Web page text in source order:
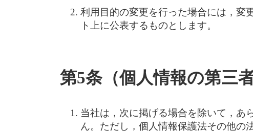
利用目的の変更を行った場合には，変
ト上に公表するものとします。
第5条（個人情報の第三者
当社は，次に掲げる場合を除いて，あ
ん。ただし，個人情報保護法その他の